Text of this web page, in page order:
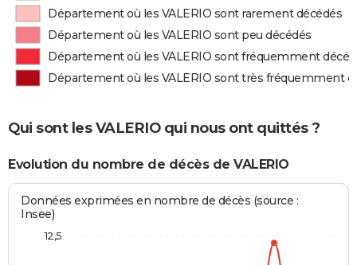
Département où les VALERIO sont rarement décédés
Département où les VALERIO sont peu décédés
Département où les VALERIO sont fréquemment
Département où les VALERIO sont très fréquemment
Qui sont les VALERIO qui nous ont quittés ?
Evolution du nombre de décès de VALERIO
Données exprimées en nombre de décès (source :
Insee)
12,5